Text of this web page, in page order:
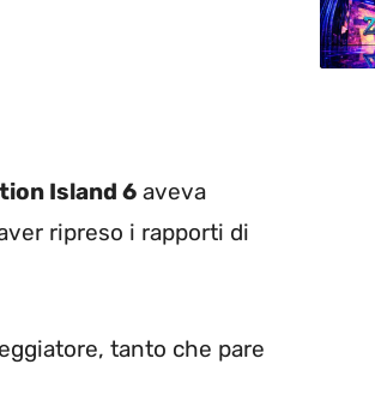
Island 6 aveva
ripreso i rapporti di
tanto che pare